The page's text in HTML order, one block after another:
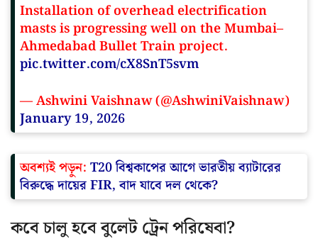
Installation of overhead electrification
masts is progressing well on the Mumbai–
Ahmedabad Bullet Train project.
pic.twitter.com/cX8SnT5svm
— Ashwini Vaishnaw (@AshwiniVaishnaw)
January 19, 2026
অবশ্যই পড়ুন: T20 বিশ্বকাপের আগে ভারতীয় ব্যাটারের
বিরুদ্ধে দায়ের FIR, বাদ যাবে দল থেকে?
কবে চালু হবে বুলেট ট্রেন পরিষেবা?